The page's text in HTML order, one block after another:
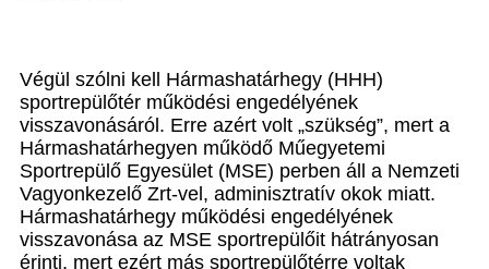
Végül szólni kell Hármashatárhegy (HHH)
sportrepülőtér működési engedélyének
visszavonásáról. Erre azért volt „szükség”, mert a
Hármashatárhegyen működő Műegyetemi
Sportrepülő Egyesület (MSE) perben áll a Nemzeti
Vagyonkezelő Zrt-vel, adminisztratív okok miatt.
Hármashatárhegy működési engedélyének
visszavonása az MSE sportrepülőit hátrányosan
érinti, mert ezért más sportrepülőtérre voltak